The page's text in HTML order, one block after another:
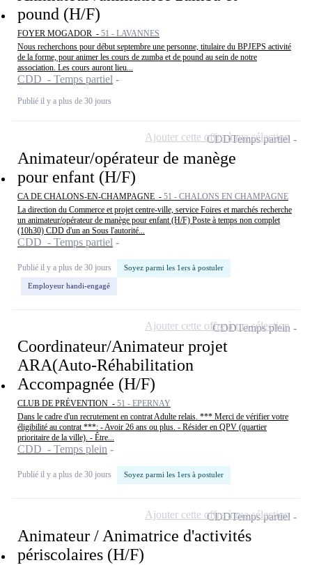
pound (H/F)
FOYER MOGADOR - 51 - LAVANNES
Nous recherchons pour début septembre une personne, titulaire du BPJEPS activité
de la forme, pour animer les cours de zumba et de pound au sein de notre
association. Les cours auront lieu...
CDD - Temps partiel
Publié il y a plus de 30 jours
Animateur/opérateur de manège
pour enfant (H/F)
CA DE CHALONS-EN-CHAMPAGNE - 51 - CHALONS EN CHAMPAGNE
La direction du Commerce et projet centre-ville, service Foires et marchés recherche
un animateur/opérateur de manège pour enfant (H/F) Poste à temps non complet
(10h30) CDD d'un an Sous l'autorité...
CDD - Temps partiel
Publié il y a plus de 30 jours Soyez parmi les 1ers à postuler
Employeur handi-engagé
CDDTemps partiel
Ajouter cette offre à ma sélection
Coordinateur/Animateur projet
ARA(Auto-Réhabilitation
Accompagnée (H/F)
CLUB DE PRÉVENTION - 51 - EPERNAY
Dans le cadre d'un recrutement en contrat Adulte relais. *** Merci de vérifier votre
éligibilité au contrat ***: - Avoir 26 ans ou plus. - Résider en QPV (quartier
prioritaire de la ville). - Être...
CDD - Temps plein
Publié il y a plus de 30 jours Soyez parmi les 1ers à postuler
CDDTemps plein
Ajouter cette offre à ma sélection
Animateur / Animatrice d'activités
périscolaires (H/F)
CDDTemps partiel
Ajouter cette offre à ma sélection